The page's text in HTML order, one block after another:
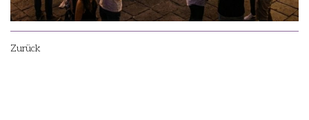
Zurück